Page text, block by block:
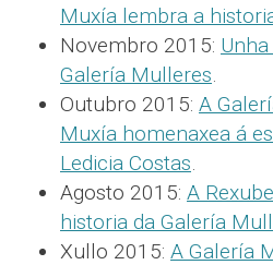
Muxía lembra a
Novembro 2015:
Galería Mulleres.
Outubro 2015: A
Muxía homenaxea á
Ledicia Costas.
Agosto 2015: A
historia da Galería
Xullo 2015: A Galería